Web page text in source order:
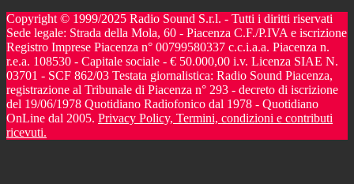
Copyright © 1999/2025 Radio Sound S.r.l. - Tutti i diritti riservati
Sede legale: Strada della Mola, 60 - Piacenza C.F./P.IVA e iscrizione
Registro Imprese Piacenza n° 00799580337 c.c.i.a.a. Piacenza n.
r.e.a. 108530 - Capitale sociale - € 50.000,00 i.v. Licenza SIAE N.
03701 - SCF 862/03 Testata giornalistica: Radio Sound Piacenza,
registrazione al Tribunale di Piacenza n° 293 - decreto di iscrizione
del 19/06/1978 Quotidiano Radiofonico dal 1978 - Quotidiano
OnLine dal 2005. Privacy Policy, Termini, condizioni e contributi
ricevuti.